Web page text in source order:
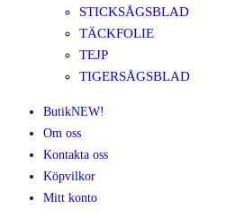
STICKSÅGSBLAD
TÄCKFOLIE
TEJP
TIGERSÅGSBLAD
ButikNEW!
Om oss
Kontakta oss
Köpvilkor
Mitt konto